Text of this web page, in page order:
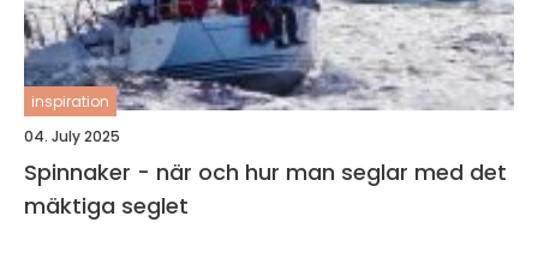
inspiration
04. July 2025
Spinnaker - när och hur man seglar med det
mäktiga seglet